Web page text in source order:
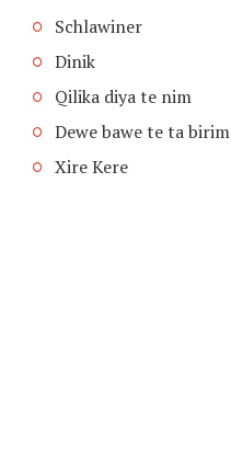
Schlawiner
Dinik
Qilika diya te nim
Dewe bawe te ta birim
Xire Kere